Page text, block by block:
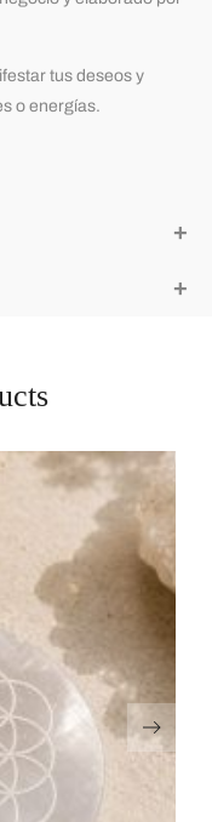
tus deseos y
o energías.